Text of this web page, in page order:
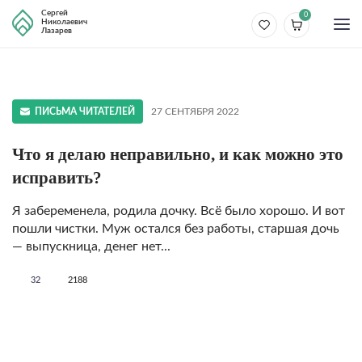
Сергей
Николаевич
Лазарев
0
ПИСЬМА ЧИТАТЕЛЕЙ 27 СЕНТЯБРЯ 2022
Что я делаю неправильно, и как можно это
исправить?
Я забеременела, родила дочку. Всё было хорошо. И вот
пошли чистки. Муж остался без работы, старшая дочь
— выпускница, денег нет...
32 2188